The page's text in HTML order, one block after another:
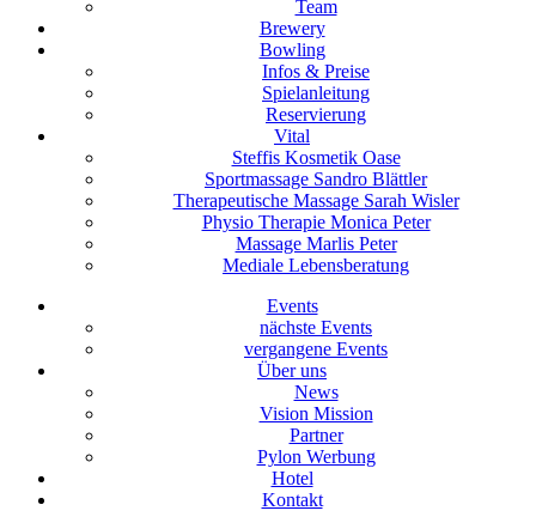
Team
Brewery
Bowling
Infos & Preise
Spielanleitung
Reservierung
Vital
Steffis Kosmetik Oase
Sportmassage Sandro Blättler
Therapeutische Massage Sarah Wisler
Physio Therapie Monica Peter
Massage Marlis Peter
Mediale Lebensberatung
Events
nächste Events
vergangene Events
Über uns
News
Vision Mission
Partner
Pylon Werbung
Hotel
Kontakt